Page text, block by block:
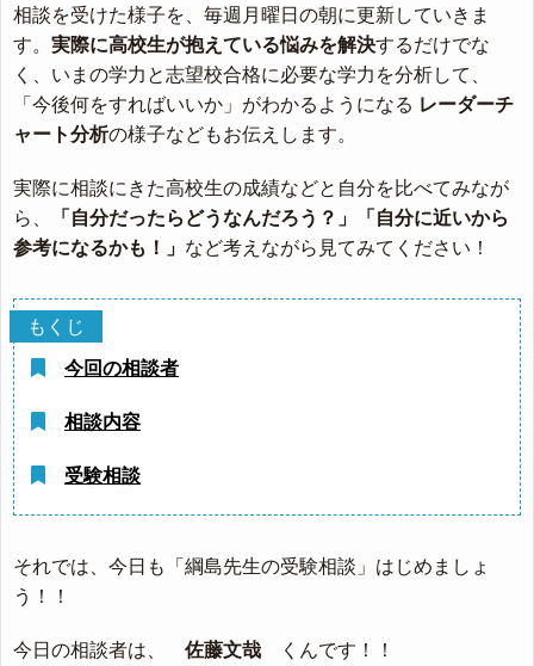
相談を受けた様子を、毎週月曜日の朝に更新していきま
す。 実際に高校生が抱えている悩みを解決するだけでな
く、いまの学力と志望校合格に必要な学力を分析して、
「今後何をすればいいか」がわかるようになる レーダーチ
ャート分析の様子などもお伝えします。
実際に相談にきた高校生の成績などと自分を比べてみなが
ら、
「自分だったらどうなんだろう？」「自分に近いから
参考になるかも！」 など考えながら見てみてください！
今回の相談者
相談内容
受験相談
それでは、今日も「綱島先生の受験相談」はじめましょ
う！！
今日の相談者は、 佐藤文哉 くんです！！